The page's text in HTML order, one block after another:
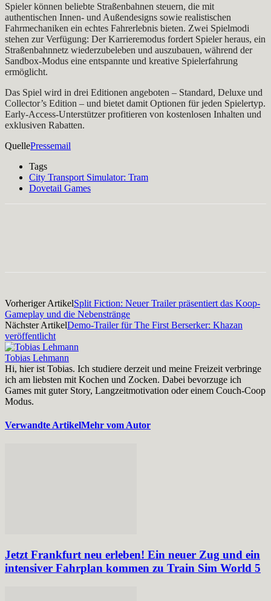
Spieler können beliebte Straßenbahnen steuern, die mit
authentischen Innen- und Außendesigns sowie realistischen
Fahrmechaniken ein echtes Fahrerlebnis bieten. Zwei Spielmodi
stehen zur Verfügung: Der Karrieremodus fordert Spieler heraus, ein
Straßenbahnnetz wiederzubeleben und auszubauen, während der
Sandbox-Modus eine entspannte und kreative Spielerfahrung
ermöglicht.
Das Spiel wird in drei Editionen angeboten – Standard, Deluxe und
Collector’s Edition – und bietet damit Optionen für jeden Spielertyp.
Early-Access-Unterstützer profitieren von kostenlosen Inhalten und
exklusiven Rabatten.
QuellePressemail
Tags
City Transport Simulator: Tram
Dovetail Games
Vorheriger ArtikelSplit Fiction: Neuer Trailer präsentiert das Koop-
Gameplay und die Nebenstränge
Nächster ArtikelDemo-Trailer für The First Berserker: Khazan
veröffentlicht
Tobias Lehmann
Hi, hier ist Tobias. Ich studiere derzeit und meine Freizeit verbringe
ich am liebsten mit Kochen und Zocken. Dabei bevorzuge ich
Games mit guter Story, Langzeitmotivation oder einem Couch-Coop
Modus.
Verwandte ArtikelMehr vom Autor
Jetzt Frankfurt neu erleben! Ein neuer Zug und ein
intensiver Fahrplan kommen zu Train Sim World 5